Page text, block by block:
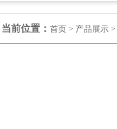
当前位置： 首页 > 产品展示 >